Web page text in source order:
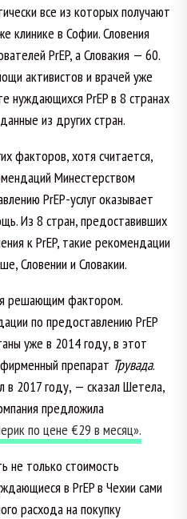
все из которых получают
клинике в Софии. Словения
PrEP, а Словакия — 60.
активистов и врачей уже
нуждающихся PrEP в 8 странах
из других стран.
факторов, хотя считается,
Минестерством
PrEP-услуг оказывает
Из 8 стран, предоставивших
к PrEP, такие рекомендации
Словении и Словакии.
решающим фактором.
по предоставлению PrEP
уже в 2014 году, в этот
препарат Трувада.
в 2017 году, — сказал Шетела,
предложила
по цене €29 в месяц».
не только стоимость
в PrEP в Чехии сами
расхода на покупку